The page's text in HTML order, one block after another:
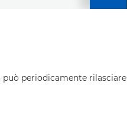
periodicamente rilasciare